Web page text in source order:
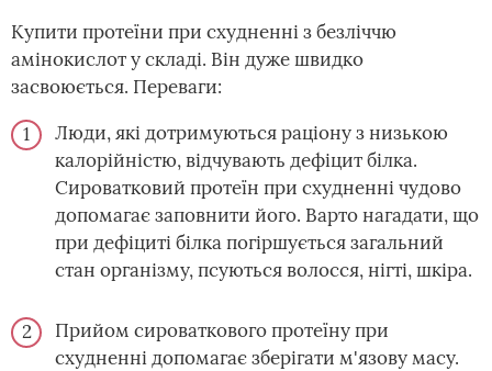
Купити протеїни при схудненні з безліччю
амінокислот у складі. Він дуже швидко
засвоюється. Переваги:
Люди, які дотримуються раціону з низькою
калорійністю, відчувають дефіцит білка.
Сироватковий протеїн при схудненні чудово
допомагає заповнити його. Варто нагадати, що
при дефіциті білка погіршується загальний
стан організму, псуються волосся, нігті, шкіра.
Прийом сироваткового протеїну при
схудненні допомагає зберігати м'язову масу.